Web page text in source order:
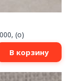
(o)
В корзину